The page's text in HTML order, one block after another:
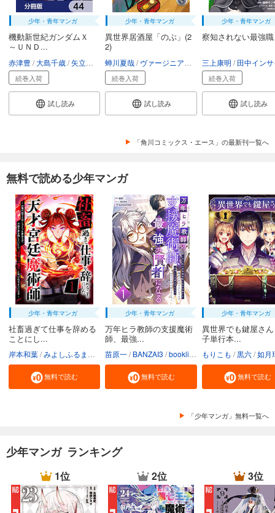
少年・青年マンガ
機動新世紀ガンダムＸ
～ＵＮＤ...
赤津豊 大島千歳 矢立肇・富野由悠季
続巻入荷
試し読み
少年・青年マンガ
異世界居酒屋「のぶ」(2
2)
蝉川夏哉 ヴァージニア二等兵 転
続巻入荷
試し読み
少年・青年マンガ
察知されない最強
三上康明 田中インサイ
続巻入荷
試し読み
「角川コミックス・エース」の最新刊一覧へ
無料で読める少年マンガ
少年・青年マンガ
社畜過ぎて仕事を辞める
ことにし...
岸本和葉 みよしふるまち booklistaSTUDIO
無料で読む
少年・青年マンガ
万年ヒラ教師の支援魔術
師、最強...
苗原一 BANZAI3 booklistaSTUDIO
無料で読む
少年・青年マンガ
異世界でも鍵屋さ
子単行本...
もりこも 黒六 如月
無料で読む
「少年マンガ」無料一覧へ
少年マンガ ランキング
1位 2位 3位